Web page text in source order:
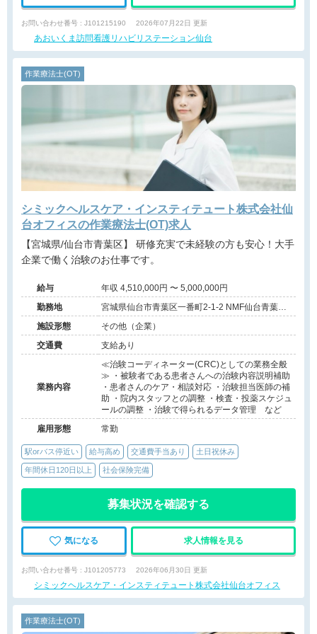
お問い合わせ番号 : J101215190 2026年07月22日 更新
あおいくま訪問看護リハビリステーション仙台
作業療法士(OT)
シミックヘルスケア・インスティテュート株式会社仙
台オフィスの作業療法士(OT)求人
【宮城県/仙台市青葉区】 研修充実で未経験の方も安心！大手
企業で働く治験のお仕事です。
給与
年収 4,510,000円 〜 5,000,000円
勤務地
宮城県仙台市青葉区一番町2-1-2 NMF仙台青葉通
りビル8F
施設形態
その他（企業）
交通費
支給あり
業務内容
≪治験コーディネーター(CRC)としての業務全般
≫ ・被験者である患者さんへの治験内容説明補助
・患者さんのケア・相談対応 ・治験担当医師の補
助 ・院内スタッフとの調整 ・検査・投薬スケジュ
ールの調整 ・治験で得られるデータ管理 など
雇用形態
常勤
駅orバス停近い 給与高め 交通費手当あり 土日祝休み
年間休日120日以上 社会保険完備
募集状況を確認する
気になる 求人情報を見る
お問い合わせ番号 : J101205773 2026年06月30日 更新
シミックヘルスケア・インスティテュート株式会社仙台オフィス
作業療法士(OT)